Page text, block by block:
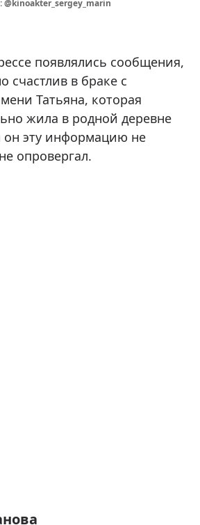
появлялись сообщения,
счастлив в браке с
Татьяна, которая
жила в родной деревне
он эту информацию не
опровергал.